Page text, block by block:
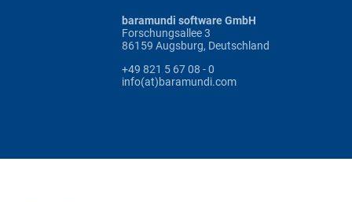
baramundi software GmbH
Forschungsallee 3
86159 Augsburg, Deutschland
+49 821 5 67 08 - 0
info(at)baramundi.com